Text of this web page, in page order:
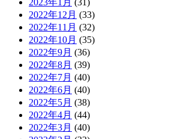
2023年1月 (31)
2022年12月 (33)
2022年11月 (32)
2022年10月 (35)
2022年9月 (36)
2022年8月 (39)
2022年7月 (40)
2022年6月 (40)
2022年5月 (38)
2022年4月 (44)
2022年3月 (40)